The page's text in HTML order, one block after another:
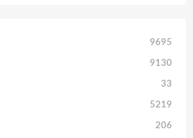
9695
9130
33
5219
206